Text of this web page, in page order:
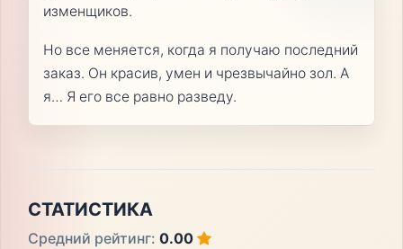
изменщиков.
Но все меняется, когда я получаю последний
заказ. Он красив, умен и чрезвычайно зол. А
я… Я его все равно разведу.
СТАТИСТИКА
Средний рейтинг: 0.00